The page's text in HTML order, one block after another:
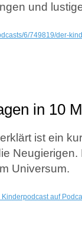
und
in 10
erklärt ist ein
Universum.